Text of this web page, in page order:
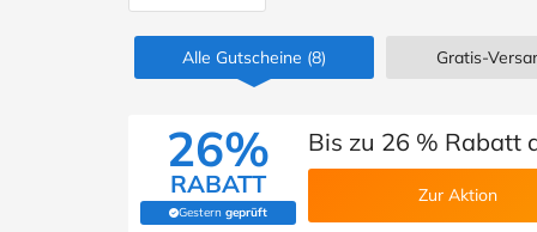
Alle Gutscheine (8) Gratis-
26%
RABATT
Gestern geprüft
(Von Savoo geprüft)
Bis zu 26 % Rabatt
Zur Aktion